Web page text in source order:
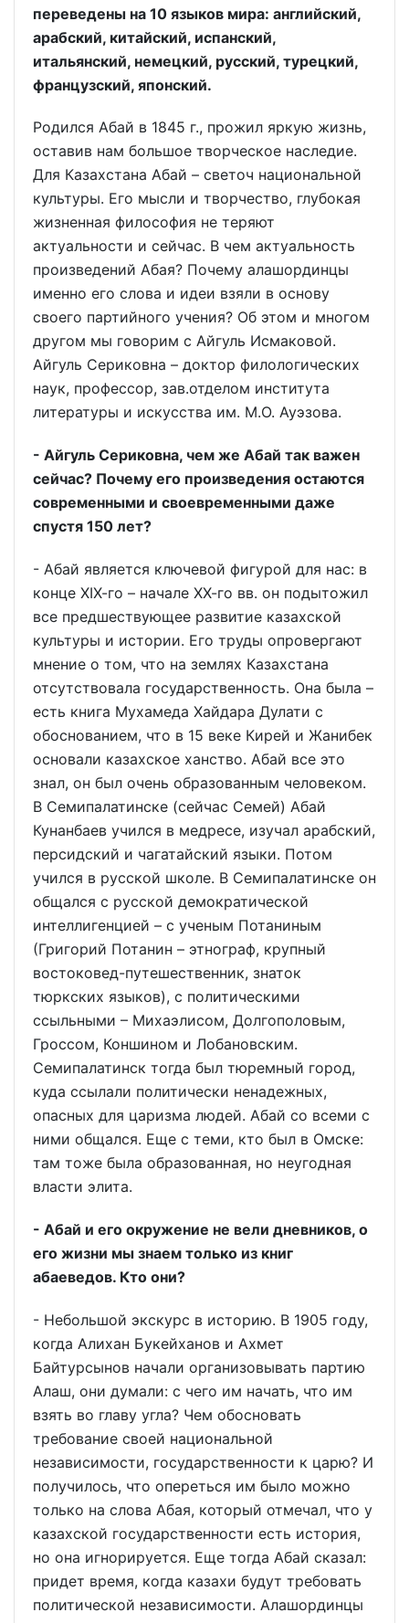
переведены на 10 языков мира: английский,
арабский, китайский, испанский,
итальянский, немецкий, русский, турецкий,
французский, японский.
Родился Абай в 1845 г., прожил яркую жизнь,
оставив нам большое творческое наследие.
Для Казахстана Абай – светоч национальной
культуры. Его мысли и творчество, глубокая
жизненная философия не теряют
актуальности и сейчас. В чем актуальность
произведений Абая? Почему алашординцы
именно его слова и идеи взяли в основу
своего партийного учения? Об этом и многом
другом мы говорим с Айгуль Исмаковой.
Айгуль Сериковна – доктор филологических
наук, профессор, зав.отделом института
литературы и искусства им. М.О. Ауэзова.
- Айгуль Сериковна, чем же Абай так важен
сейчас? Почему его произведения остаются
современными и своевременными даже
спустя 150 лет?
- Абай является ключевой фигурой для нас: в
конце ХIХ-го – начале ХХ-го вв. он подытожил
все предшествующее развитие казахской
культуры и истории. Его труды опровергают
мнение о том, что на землях Казахстана
отсутствовала государственность. Она была –
есть книга Мухамеда Хайдара Дулати с
обоснованием, что в 15 веке Кирей и Жанибек
основали казахское ханство. Абай все это
знал, он был очень образованным человеком.
В Семипалатинске (сейчас Семей) Абай
Кунанбаев учился в медресе, изучал арабский,
персидский и чагатайский языки. Потом
учился в русской школе. В Семипалатинске он
общался с русской демократической
интеллигенцией – с ученым Потаниным
(Григорий Потанин – этнограф, крупный
востоковед-путешественник, знаток
тюркских языков), с политическими
ссыльными – Михаэлисом, Долгополовым,
Гроссом, Коншином и Лобановским.
Семипалатинск тогда был тюремный город,
куда ссылали политически ненадежных,
опасных для царизма людей. Абай со всеми с
ними общался. Еще с теми, кто был в Омске:
там тоже была образованная, но неугодная
власти элита.
- Абай и его окружение не вели дневников, о
его жизни мы знаем только из книг
абаеведов. Кто они?
- Небольшой экскурс в историю. В 1905 году,
когда Алихан Букейханов и Ахмет
Байтурсынов начали организовывать партию
Алаш, они думали: с чего им начать, что им
взять во главу угла? Чем обосновать
требование своей национальной
независимости, государственности к царю? И
получилось, что опереться им было можно
только на слова Абая, который отмечал, что у
казахской государственности есть история,
но она игнорируется. Еще тогда Абай сказал:
придет время, когда казахи будут требовать
политической независимости. Алашординцы